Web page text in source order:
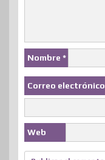
Nombre *
Correo electrónico
Web